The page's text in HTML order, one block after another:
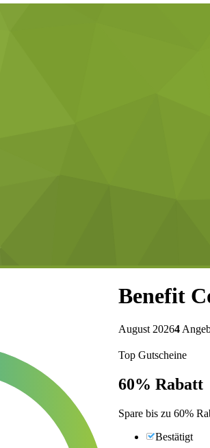
Benefit
August 20264
Top Gutscheine
60% Rabatt
Spare bis zu 60%
Bestätigt